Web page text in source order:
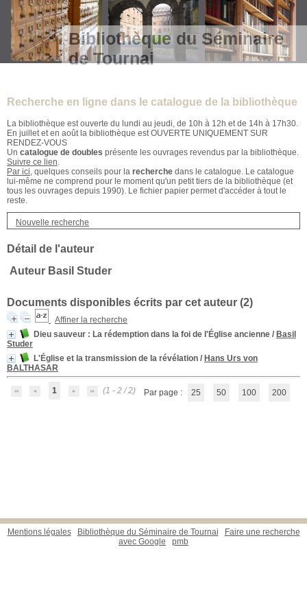
Bibliothèque du Séminaire
de Tournai
Recherche en ligne dans le catalogue de la bibliothèque
La bibliothèque est ouverte du lundi au jeudi, de 10h à 12h et de 14h à 17h30.
En juillet et en août la bibliothèque est OUVERTE UNIQUEMENT SUR
RENDEZ-VOUS
Un catalogue de doubles présente les ouvrages revendus par la bibliothèque.
Suivre ce lien.
Par ici, quelques conseils pour la recherche dans le catalogue. Le catalogue
lui-même ne comprend pour le moment qu'un petit tiers de la bibliothèque (et
tous les ouvrages depuis 1990). Le fichier papier permet d'accéder à tout le
reste.
Nouvelle recherche
Détail de l'auteur
Auteur Basil Studer
Documents disponibles écrits par cet auteur (2)
Affiner la recherche
Dieu sauveur : La rédemption dans la foi de l'Église ancienne / Basil
Studer
L'Église et la transmission de la révélation / Hans Urs von
BALTHASAR
1 (1 - 2 / 2) Par page : 25 50 100 200
Mentions légales Bibliothèque du Séminaire de Tournai
Faire une recherche
avec Google
pmb